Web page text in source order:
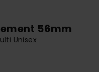
56mm
Unisex